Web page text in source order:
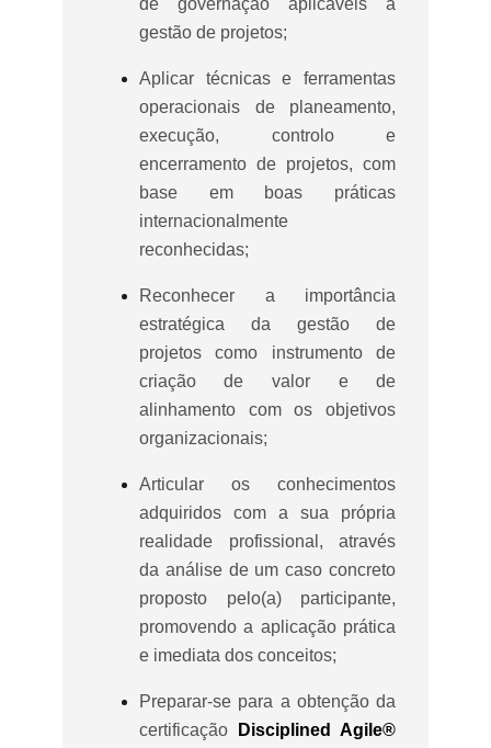
de governação aplicáveis à
gestão de projetos;
Aplicar técnicas e ferramentas
operacionais de planeamento,
execução, controlo e
encerramento de projetos, com
base em boas práticas
internacionalmente
reconhecidas;
Reconhecer a importância
estratégica da gestão de
projetos como instrumento de
criação de valor e de
alinhamento com os objetivos
organizacionais;
Articular os conhecimentos
adquiridos com a sua própria
realidade profissional, através
da análise de um caso concreto
proposto pelo(a) participante,
promovendo a aplicação prática
e imediata dos conceitos;
Preparar-se para a obtenção da
certificação
Disciplined Agile®